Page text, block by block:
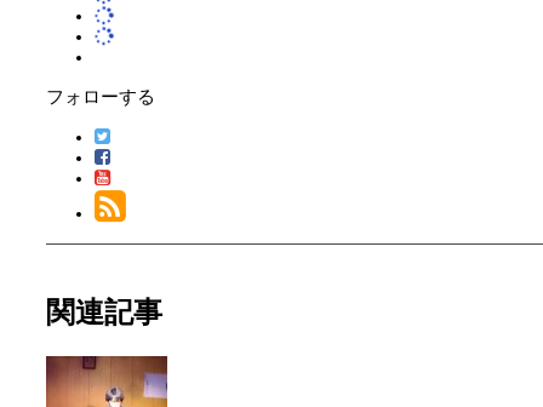
フォローする
関連記事